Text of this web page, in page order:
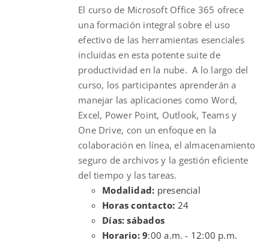
$100.00.$70.00.
El curso de Microsoft Office 365 ofrece
una formación integral sobre el uso
efectivo de las herramientas esenciales
incluidas en esta potente suite de
productividad en la nube. A lo largo del
curso, los participantes aprenderán a
manejar las aplicaciones como Word,
Excel, Power Point, Outlook, Teams y
One Drive, con un enfoque en la
colaboración en línea, el almacenamiento
seguro de archivos y la gestión eficiente
del tiempo y las tareas.
Modalidad: presencial
Horas contacto: 24
Días: sábados
Horario: 9:00 a.m. - 12:00 p.m.